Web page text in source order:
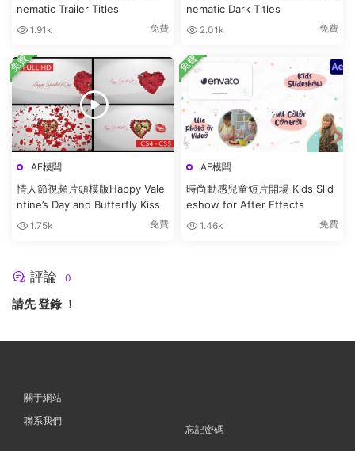
nematic Trailer Titles
1.91k 免費
nematic Dark Titles
2.01k 免費
AE模闆
情人節視頻片頭模版Happy Vale
ntine’s Day and Butterfly Kiss
1.75k 免費
免費
AE模闆
時尚動感兒童短片開場 Kids Slid
eshow for After Effects
1.46k 免費
免費
評論 0
請先登錄！
關于網站
聯系我們
忘記密碼